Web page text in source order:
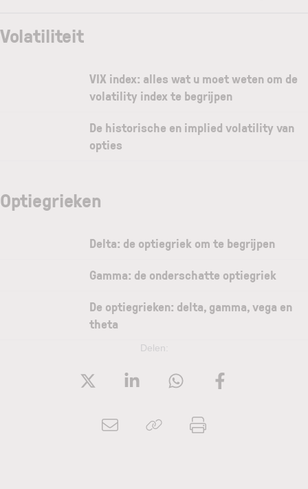
Volatiliteit
VIX index: alles wat u moet weten om de
volatility index te begrijpen
De historische en implied volatility van
opties
Optiegrieken
Delta: de optiegriek om te begrijpen
Gamma: de onderschatte optiegriek
De optiegrieken: delta, gamma, vega en
theta
Delen: